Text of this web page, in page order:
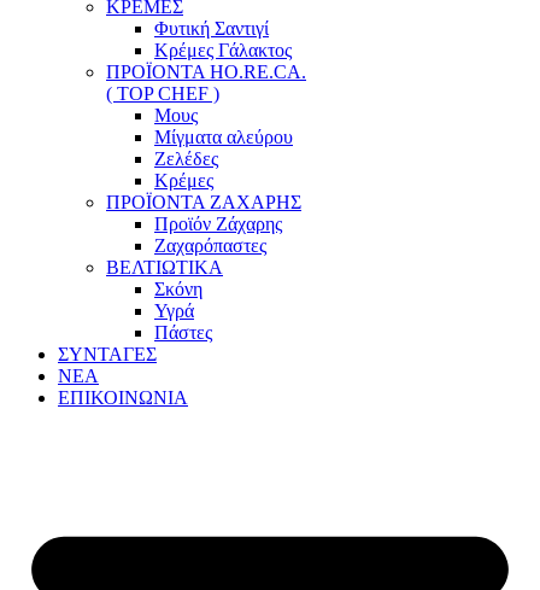
ΚΡΕΜΕΣ
Φυτική Σαντιγί
Κρέμες Γάλακτος
ΠΡΟΪΟΝΤΑ HO.RE.CA.
( TOP CHEF )
Μους
Μίγματα αλεύρου
Ζελέδες
Κρέμες
ΠΡΟΪΟΝΤΑ ΖΑΧΑΡΗΣ
Προϊόν Ζάχαρης
Ζαχαρόπαστες
ΒΕΛΤΙΩΤΙΚΑ
Σκόνη
Υγρά
Πάστες
ΣΥΝΤΑΓΕΣ
ΝΕΑ
ΕΠΙΚΟΙΝΩΝΙΑ